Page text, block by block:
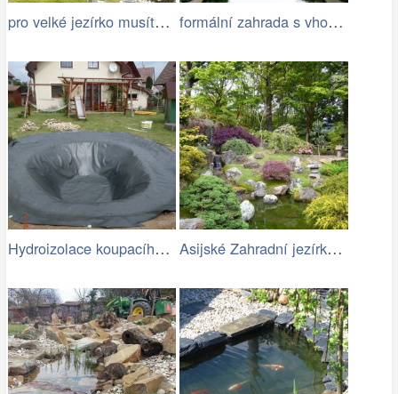
pro velké jezírko musíte mít dost místa formální zahrada s vhodně zvoleným…
Hydroizolace koupacího jezírka Asijské Zahradní jezírko s kameny